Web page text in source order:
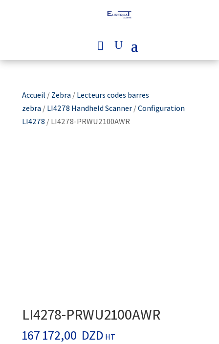
Accueil /Zebra/Lecteurs codes barres
zebra/LI4278 Handheld Scanner/Configuration
LI4278 / LI4278-PRWU2100AWR
LI4278-PRWU2100AWR
167 172,00 DZD HT